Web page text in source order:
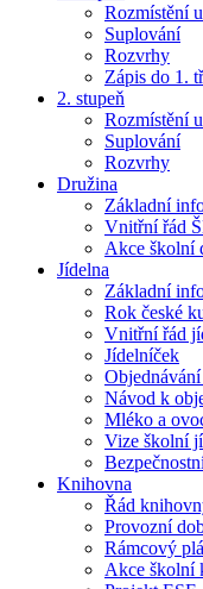
Rozmístění
Suplování
Rozvrhy
Zápis do 1.
2. stupeň
Rozmístění
Suplování
Rozvrhy
Družina
Základní
Vnitřní řád
Akce školní
Jídelna
Základní
Rok české
Vnitřní řád
Jídelníček
Návod k
Mléko a
Vize školní
Knihovna
Řád
Provozní
Rámcový
Akce školní